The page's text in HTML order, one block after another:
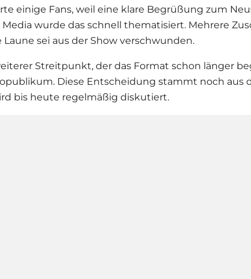
einige Fans, weil eine klare Begrüßung zum
Media wurde das schnell thematisiert. Mehrere
sei aus der Show verschwunden.
Streitpunkt, der das Format schon länger
Diese Entscheidung stammt noch aus
bis heute regelmäßig diskutiert.